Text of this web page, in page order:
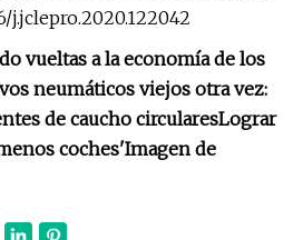
j.jclepro.2020.122042
vueltas a la economía de los
neumáticos viejos otra vez:
de caucho circularesLograr
coches'Imagen de